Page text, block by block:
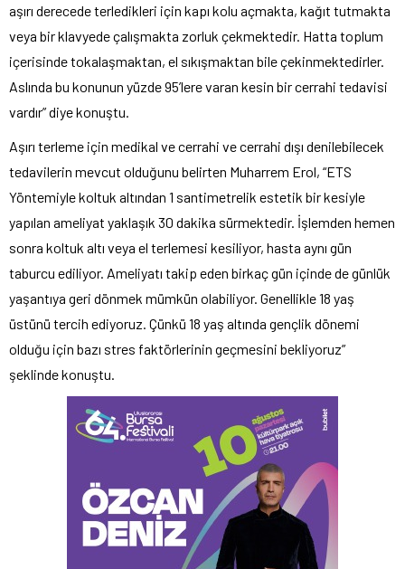
aşırı derecede terledikleri için kapı kolu açmakta, kağıt tutmakta
veya bir klavyede çalışmakta zorluk çekmektedir. Hatta toplum
içerisinde tokalaşmaktan, el sıkışmaktan bile çekinmektedirler.
Aslında bu konunun yüzde 95’lere varan kesin bir cerrahi tedavisi
vardır” diye konuştu.
Aşırı terleme için medikal ve cerrahi ve cerrahi dışı denilebilecek
tedavilerin mevcut olduğunu belirten Muharrem Erol, “ETS
Yöntemiyle koltuk altından 1 santimetrelik estetik bir kesiyle
yapılan ameliyat yaklaşık 30 dakika sürmektedir. İşlemden hemen
sonra koltuk altı veya el terlemesi kesiliyor, hasta aynı gün
taburcu ediliyor. Ameliyatı takip eden birkaç gün içinde de günlük
yaşantıya geri dönmek mümkün olabiliyor. Genellikle 18 yaş
üstünü tercih ediyoruz. Çünkü 18 yaş altında gençlik dönemi
olduğu için bazı stres faktörlerinin geçmesini bekliyoruz”
şeklinde konuştu.